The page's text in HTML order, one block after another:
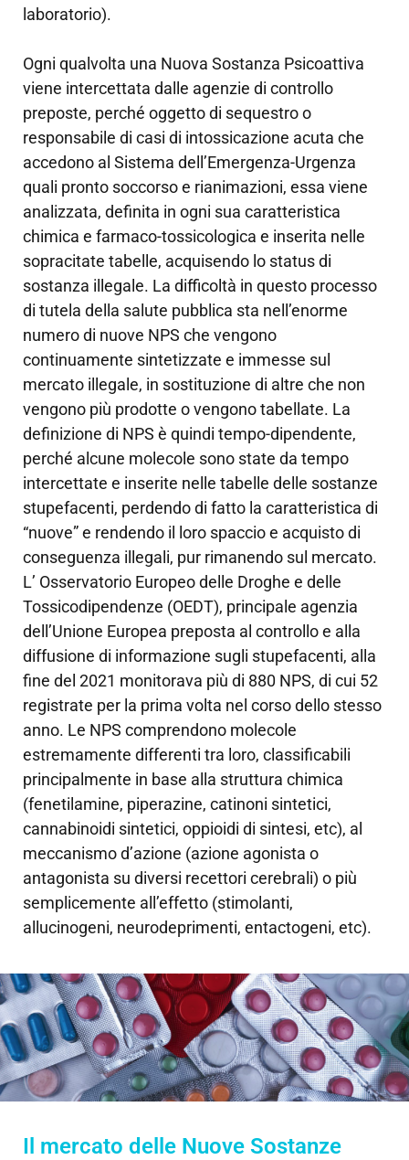
laboratorio).
Ogni qualvolta una Nuova Sostanza Psicoattiva
viene intercettata dalle agenzie di controllo
preposte, perché oggetto di sequestro o
responsabile di casi di intossicazione acuta che
accedono al Sistema dell’Emergenza-Urgenza
quali pronto soccorso e rianimazioni, essa viene
analizzata, definita in ogni sua caratteristica
chimica e farmaco-tossicologica e inserita nelle
sopracitate tabelle, acquisendo lo status di
sostanza illegale. La difficoltà in questo processo
di tutela della salute pubblica sta nell’enorme
numero di nuove NPS che vengono
continuamente sintetizzate e immesse sul
mercato illegale, in sostituzione di altre che non
vengono più prodotte o vengono tabellate. La
definizione di NPS è quindi tempo-dipendente,
perché alcune molecole sono state da tempo
intercettate e inserite nelle tabelle delle sostanze
stupefacenti, perdendo di fatto la caratteristica di
“nuove” e rendendo il loro spaccio e acquisto di
conseguenza illegali, pur rimanendo sul mercato.
L’ Osservatorio Europeo delle Droghe e delle
Tossicodipendenze (OEDT), principale agenzia
dell’Unione Europea preposta al controllo e alla
diffusione di informazione sugli stupefacenti, alla
fine del 2021 monitorava più di 880 NPS, di cui 52
registrate per la prima volta nel corso dello stesso
anno. Le NPS comprendono molecole
estremamente differenti tra loro, classificabili
principalmente in base alla struttura chimica
(fenetilamine, piperazine, catinoni sintetici,
cannabinoidi sintetici, oppioidi di sintesi, etc), al
meccanismo d’azione (azione agonista o
antagonista su diversi recettori cerebrali) o più
semplicemente all’effetto (stimolanti,
allucinogeni, neurodeprimenti, entactogeni, etc).
Il mercato delle Nuove Sostanze